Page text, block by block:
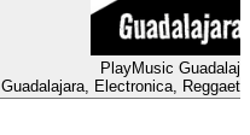
PlayMusic
Guadalajara, Electronica,